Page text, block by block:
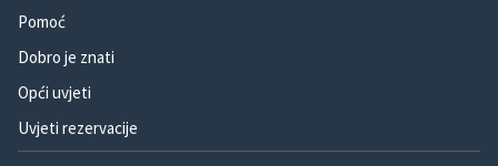
Pomoć
Dobro je znati
Opći uvjeti
Uvjeti rezervacije